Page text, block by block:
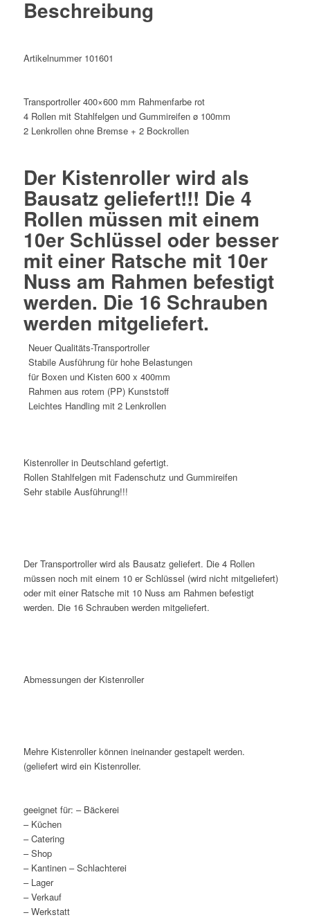
Beschreibung
Artikelnummer 101601
Transportroller 400×600 mm Rahmenfarbe rot
4 Rollen mit Stahlfelgen und Gummireifen ø 100mm
2 Lenkrollen ohne Bremse + 2 Bockrollen
Der Kistenroller wird als
Bausatz geliefert!!! Die 4
Rollen müssen mit einem
10er Schlüssel oder besser
mit einer Ratsche mit 10er
Nuss am Rahmen befestigt
werden. Die 16 Schrauben
werden mitgeliefert.
Neuer Qualitäts-Transportroller
Stabile Ausführung für hohe Belastungen
für Boxen und Kisten 600 x 400mm
Rahmen aus rotem (PP) Kunststoff
Leichtes Handling mit 2 Lenkrollen
Kistenroller in Deutschland gefertigt.
Rollen Stahlfelgen mit Fadenschutz und Gummireifen
Sehr stabile Ausführung!!!
Der Transportroller wird als Bausatz geliefert. Die 4 Rollen
müssen noch mit einem 10 er Schlüssel (wird nicht mitgeliefert)
oder mit einer Ratsche mit 10 Nuss am Rahmen befestigt
werden. Die 16 Schrauben werden mitgeliefert.
Abmessungen der Kistenroller
Mehre Kistenroller können ineinander gestapelt werden.
(geliefert wird ein Kistenroller.
geeignet für: – Bäckerei
– Küchen
– Catering
– Shop
– Kantinen – Schlachterei
– Lager
– Verkauf
– Werkstatt